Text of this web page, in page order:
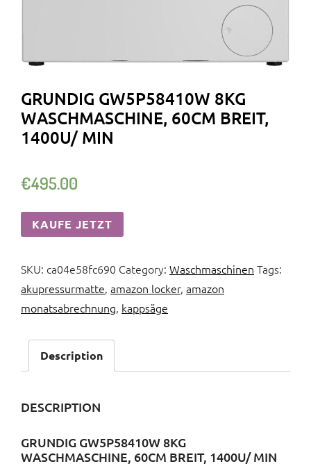
GRUNDIG GW5P58410W 8KG
WASCHMASCHINE, 60CM BREIT,
1400U/ MIN
€495.00
KAUFE JETZT
SKU: ca04e58fc690 Category: Waschmaschinen Tags:
akupressurmatte, amazon locker, amazon
monatsabrechnung, kappsäge
Description
DESCRIPTION
GRUNDIG GW5P58410W 8KG
WASCHMASCHINE, 60CM BREIT, 1400U/ MIN